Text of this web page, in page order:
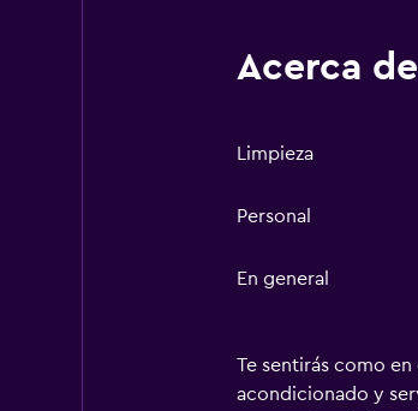
Acerca
Limpieza
Personal
En general
Te sentirás como
acondicionado y